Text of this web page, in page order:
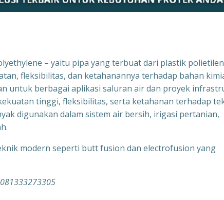
– yaitu pipa yang terbuat dari plastik
fleksibilitas, dan ketahanannya terhadap bahan
untuk berbagai aplikasi saluran air dan proyek
tinggi, fleksibilitas, serta ketahanan terhadap
digunakan dalam sistem air bersih, irigasi pertanian,
modern seperti butt fusion dan electrofusion yang